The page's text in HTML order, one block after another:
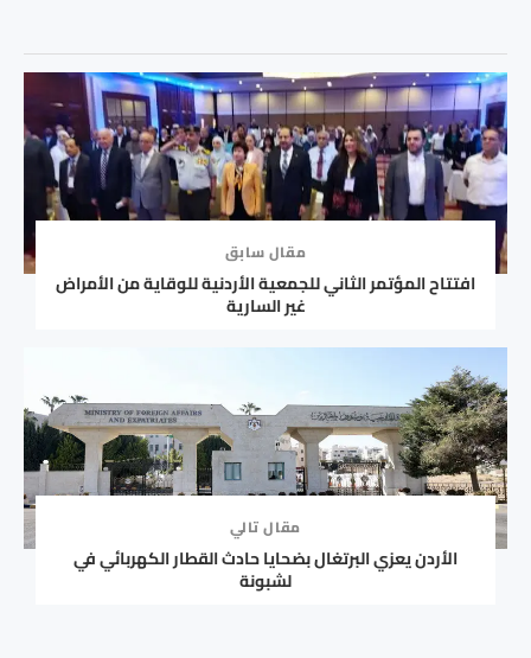
مقال سابق
افتتاح المؤتمر الثاني للجمعية الأردنية للوقاية من الأمراض
غير السارية
مقال تالي
الأردن يعزي البرتغال بضحايا حادث القطار الكهربائي في
لشبونة